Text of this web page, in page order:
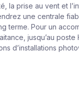
la prise au vent et
une centrale
terme. Pour un
jusqu’au poste
d’installations